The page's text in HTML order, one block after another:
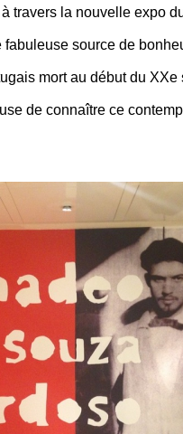
travers la nouvelle expo
source de
mort au début du
de connaître ce